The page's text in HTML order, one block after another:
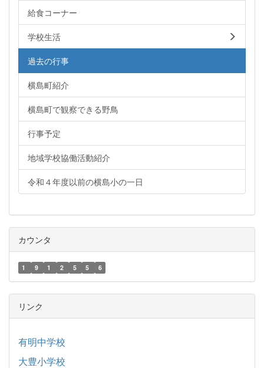
給食コーナー
学校生活
過去の行事
横島町紹介
横島町で観察できる野鳥
行事予定
地域学校協働活動紹介
令和４年度以前の横島小の一日
カウンタ
1 9 1 2 5 5 6
リンク
有明中学校
大豊小学校